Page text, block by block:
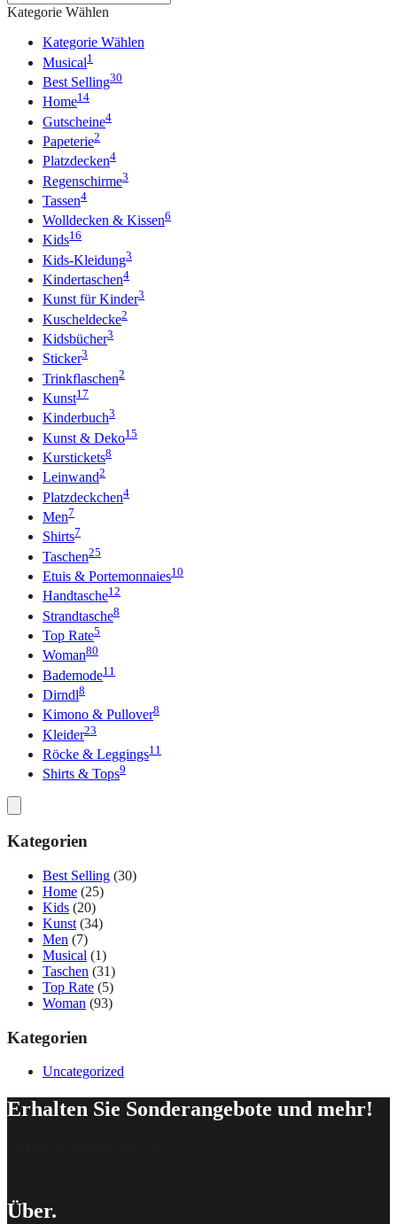
Kategorie Wählen
Kategorie Wählen
Musical1
Best Selling30
Home14
Gutscheine4
Papeterie2
Platzdecken4
Regenschirme3
Tassen4
Wolldecken & Kissen6
Kids16
Kids-Kleidung3
Kindertaschen4
Kunst für Kinder3
Kuscheldecke2
Kidsbücher3
Sticker3
Trinkflaschen2
Kunst17
Kinderbuch3
Kunst & Deko15
Kurstickets8
Leinwand2
Platzdeckchen4
Men7
Shirts7
Taschen25
Etuis & Portemonnaies10
Handtasche12
Strandtasche8
Top Rate5
Woman80
Bademode11
Dirndl8
Kimono & Pullover8
Kleider23
Röcke & Leggings11
Shirts & Tops9
Kategorien
Best Selling (30)
Home (25)
Kids (20)
Kunst (34)
Men (7)
Musical (1)
Taschen (31)
Top Rate (5)
Woman (93)
Kategorien
Uncategorized
Erhalten Sie Sonderangebote und mehr!
Über.